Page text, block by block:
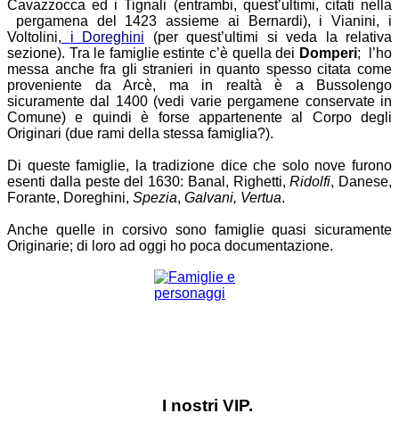
Cavazzocca ed i Tignali (entrambi, quest’ultimi, citati nella
pergamena del 1423 assieme ai Bernardi), i Vianini, i
Voltolini,
i Doreghini
(per quest’ultimi si veda la relativa
sezione). Tra le famiglie estinte c’è quella dei Domperi; l’ho
messa anche fra gli stranieri in quanto spesso citata come
proveniente da Arcè, ma in realtà è a Bussolengo
sicuramente dal 1400 (vedi varie pergamene conservate in
Comune) e quindi è forse appartenente al Corpo degli
Originari (due rami della stessa famiglia?).
Di queste famiglie, la tradizione dice che solo nove furono
esenti dalla peste del 1630: Banal, Righetti,Ridolfi, Danese,
Forante, Doreghini, Spezia, Galvani, Vertua.
Anche quelle in corsivo sono famiglie quasi sicuramente
Originarie; di loro ad oggi ho poca documentazione.
I nostri VIP.